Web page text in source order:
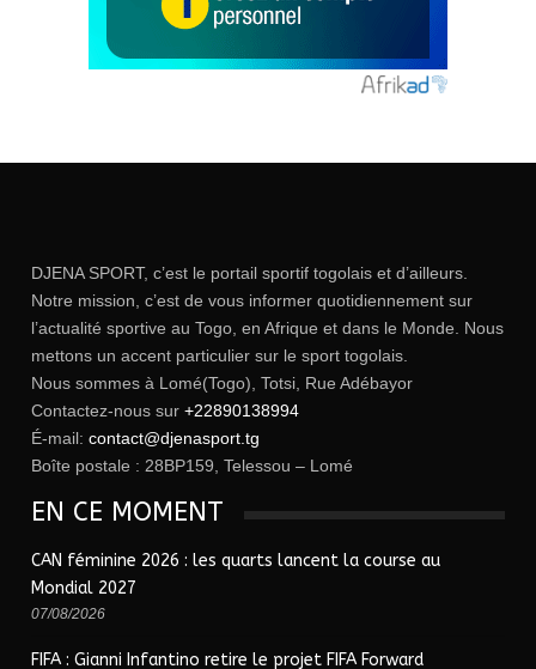
DJENA SPORT, c’est le portail sportif togolais et d’ailleurs.
Notre mission, c’est de vous informer quotidiennement sur
l’actualité sportive au Togo, en Afrique et dans le Monde. Nous
mettons un accent particulier sur le sport togolais.
Nous sommes à Lomé(Togo), Totsi, Rue Adébayor
Contactez-nous sur +22890138994
É-mail: contact@djenasport.tg
Boîte postale : 28BP159, Telessou – Lomé
EN CE MOMENT
CAN féminine 2026 : les quarts lancent la course au
Mondial 2027
07/08/2026
FIFA : Gianni Infantino retire le projet FIFA Forward